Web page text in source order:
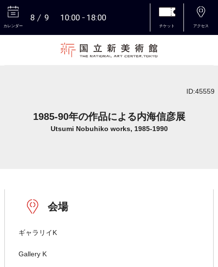
カレンダー
8 9 10:00 18:00
チケット アクセス
ID:45559
1985-90年の作品による内海信彦展
Utsumi Nobuhiko works, 1985-1990
会場
ギャラリイK
Gallery K